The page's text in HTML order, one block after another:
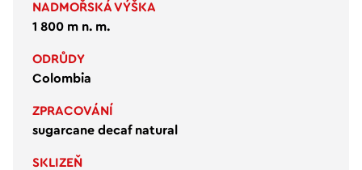
NADMOŘSKÁ VÝŠKA
1 800 m n. m.
ODRŮDY
Colombia
ZPRACOVÁNÍ
sugarcane decaf natural
SKLIZEŇ